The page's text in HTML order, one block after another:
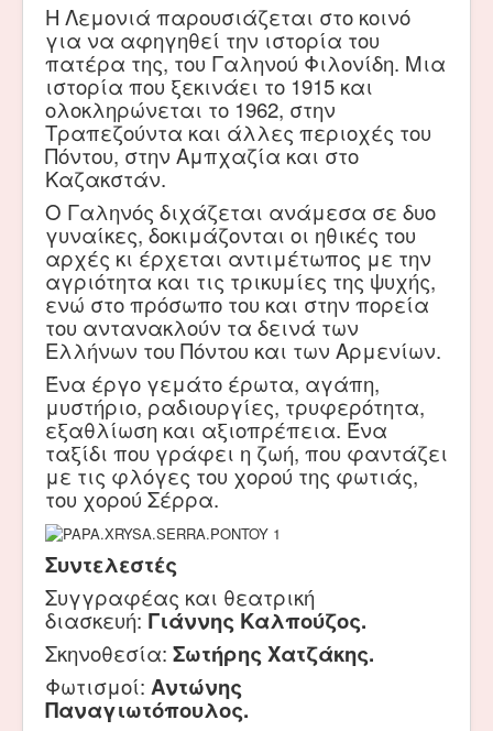
Η Λεμονιά παρουσιάζεται στο κοινό
για να αφηγηθεί την ιστορία του
πατέρα της, του Γαληνού Φιλονίδη. Μια
ιστορία που ξεκινάει το 1915 και
ολοκληρώνεται το 1962, στην
Τραπεζούντα και άλλες περιοχές του
Πόντου, στην Αμπχαζία και στο
Καζακστάν.
Ο Γαληνός διχάζεται ανάμεσα σε δυο
γυναίκες, δοκιμάζονται οι ηθικές του
αρχές κι έρχεται αντιμέτωπος με την
αγριότητα και τις τρικυμίες της ψυχής,
ενώ στο πρόσωπο του και στην πορεία
του αντανακλούν τα δεινά των
Ελλήνων του Πόντου και των Αρμενίων.
Ένα έργο γεμάτο έρωτα, αγάπη,
μυστήριο, ραδιουργίες, τρυφερότητα,
εξαθλίωση και αξιοπρέπεια. Ένα
ταξίδι που γράφει η ζωή, που φαντάζει
με τις φλόγες του χορού της φωτιάς,
του χορού Σέρρα.
Συντελεστές
Συγγραφέας και θεατρική
διασκευή: Γιάννης Καλπούζος.
Σκηνοθεσία: Σωτήρης Χατζάκης.
Φωτισμοί: Αντώνης
Παναγιωτόπουλος.